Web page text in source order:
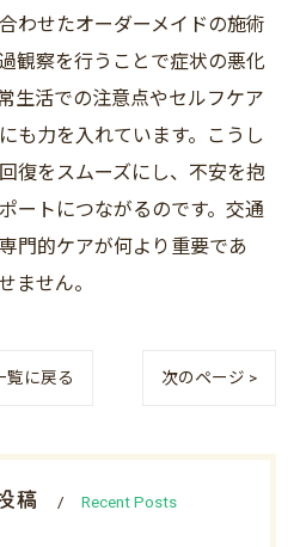
わせたオーダーメイドの施術
観察を行うことで症状の悪化
生活での注意点やセルフケア
も力を入れています。こうし
復をスムーズにし、不安を抱
ートにつながるのです。交通
門的ケアが何より重要であ
ません。
覧に戻る 次のページ >
稿 Recent Posts